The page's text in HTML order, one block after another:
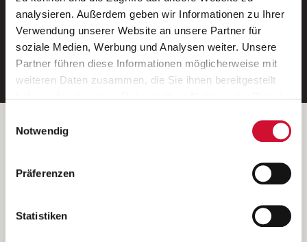
analysieren. Außerdem geben wir Informationen zu Ihrer
Verwendung unserer Website an unsere Partner für
soziale Medien, Werbung und Analysen weiter. Unsere
Partner führen diese Informationen möglicherweise mit
weiteren Daten zusammen, die Sie ihnen bereitgestellt
Wenn Sie auf „Cookies zulassen“ klicken, so stimmen
Sie der Speicherung sämtlicher Cookies zu. Sie können
Ihre Einwilligung selbstverständlich jederzeit widerrufen,
indem Sie die Cookie-Einstellungen aufrufen und diese
unsererDatenschutzerklärung
Notwendig
Präferenzen
Statistiken
Jobs.
E-Mail-Adresse eintragen
Betreiber der Webseite
Kantstraße 45a
(Ein Tochterunternehmen des AWO Bezirksverbandes Unterfranken
e.V.)